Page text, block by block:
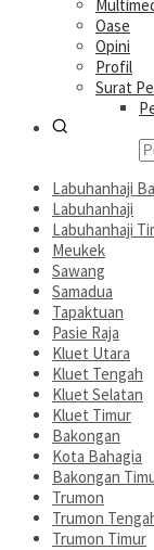
Oase
Opini
Profil
Surat
Labuhanhaji
Labuhanhaji
Labuhanhaji
Meukek
Sawang
Samadua
Tapaktuan
Pasie Raja
Kluet Utara
Kluet Tengah
Kluet Selatan
Kluet Timur
Bakongan
Kota Bahagia
Bakongan
Trumon
Trumon
Trumon Timur